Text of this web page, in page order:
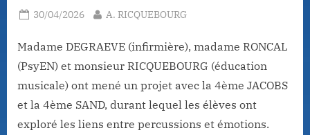
Posted
30/04/2026 By
A. RICQUEBOURG
Madame DEGRAEVE (infirmière), madame RONCAL
(PsyEN) et monsieur RICQUEBOURG (éducation
musicale) ont mené un projet avec la 4ème JACOBS
et la 4ème SAND, durant lequel les élèves ont
exploré les liens entre percussions et émotions.